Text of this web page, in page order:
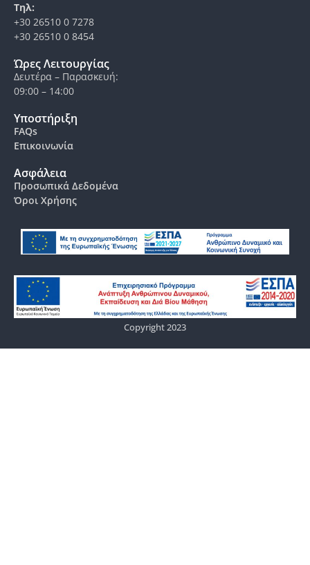
Τηλ:
+30 26510 0 7278
+30 26510 0 8454
Ώρες Λειτουργίας
Δευτέρα – Παρασκευή:
09:00 – 14:00
Υποστήριξη
FAQs
Επικοινωνία
Ασφάλεια
Προσωπικά Δεδομένα
Όροι Χρήσης
Copyright 2023